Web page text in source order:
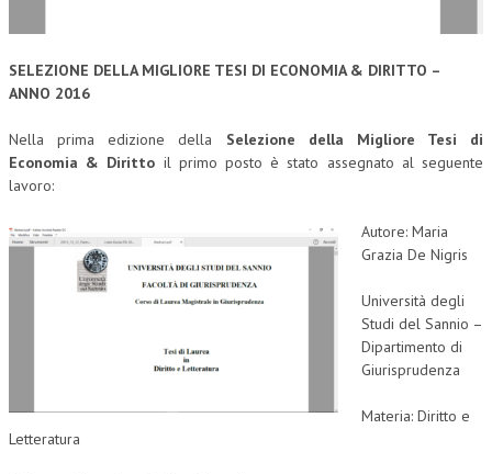
DIVENTA SOCIO
LA RIVISTA
COMITATO SCIENTIFICO
COMITATO EDITORIALE
CODICE ETICO
SELEZIONE DELLA MIGLIORE TESI DI ECONOMIA & DIRITTO –
ANNO 2016
Nella prima edizione della Selezione della Migliore Tesi di
Economia & Diritto il primo posto è stato assegnato al seguente
lavoro:
Autore: Maria
Grazia De Nigris
Università degli
Studi del Sannio –
Dipartimento di
Giurisprudenza
Materia: Diritto e
Letteratura